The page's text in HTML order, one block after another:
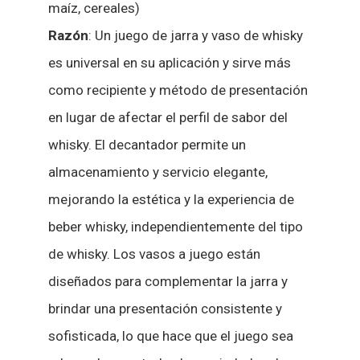
maíz, cereales)
Razón: Un juego de jarra y vaso de whisky
es universal en su aplicación y sirve más
como recipiente y método de presentación
en lugar de afectar el perfil de sabor del
whisky. El decantador permite un
almacenamiento y servicio elegante,
mejorando la estética y la experiencia de
beber whisky, independientemente del tipo
de whisky. Los vasos a juego están
diseñados para complementar la jarra y
brindar una presentación consistente y
sofisticada, lo que hace que el juego sea